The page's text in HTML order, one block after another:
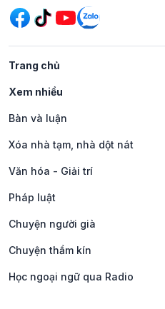
Trang chủ
Xem nhiều
Bàn và luận
Xóa nhà tạm, nhà dột nát
Văn hóa - Giải trí
Pháp luật
Chuyện người già
Chuyện thầm kín
Học ngoại ngữ qua Radio